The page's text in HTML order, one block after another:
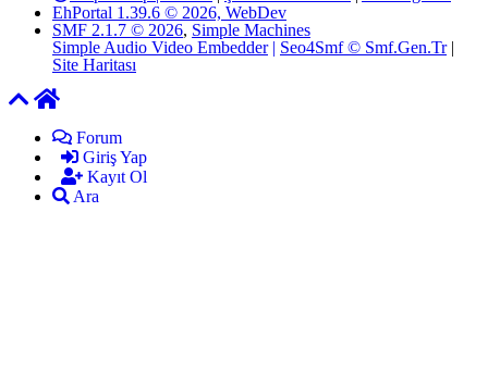
EhPortal 1.39.6 © 2026, WebDev
SMF 2.1.7 © 2026, Simple Machines
Simple Audio Video Embedder | Seo4Smf © Smf.Gen.Tr|
Site Haritası
Forum
Giriş Yap
Kayıt Ol
Ara